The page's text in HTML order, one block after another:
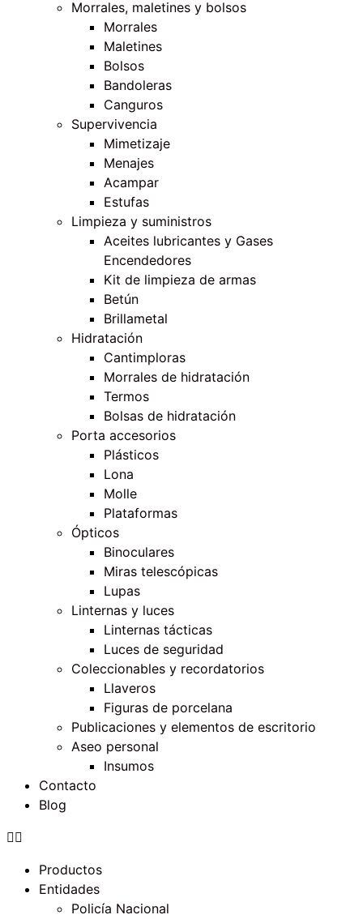
Morrales, maletines y bolsos
Morrales
Maletines
Bolsos
Bandoleras
Canguros
Supervivencia
Mimetizaje
Menajes
Acampar
Estufas
Limpieza y suministros
Aceites lubricantes y Gases
Encendedores
Kit de limpieza de armas
Betún
Brillametal
Hidratación
Cantimploras
Morrales de hidratación
Termos
Bolsas de hidratación
Porta accesorios
Plásticos
Lona
Molle
Plataformas
Ópticos
Binoculares
Miras telescópicas
Lupas
Linternas y luces
Linternas tácticas
Luces de seguridad
Coleccionables y recordatorios
Llaveros
Figuras de porcelana
Publicaciones y elementos de escritorio
Aseo personal
Insumos
Contacto
Blog
Productos
Entidades
Policía Nacional